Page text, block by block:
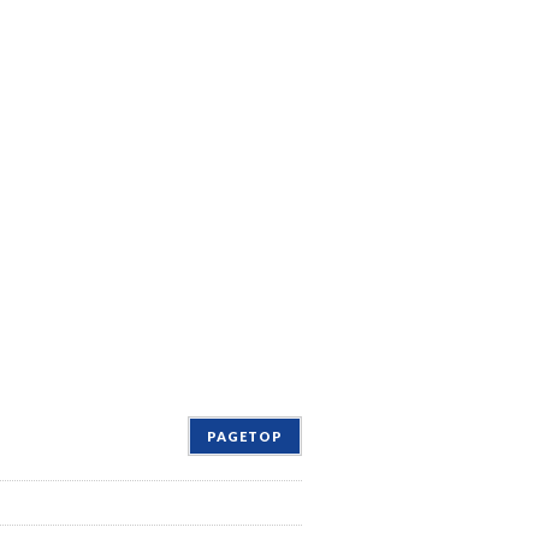
PAGETOP